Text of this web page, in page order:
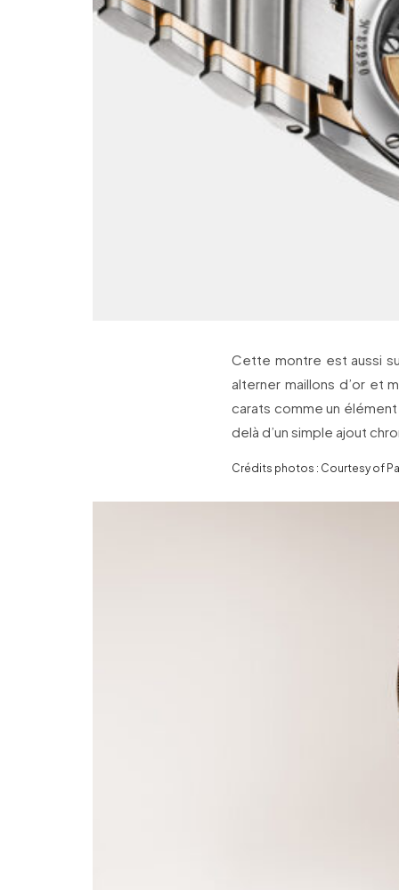
Cette montre est aussi
alterner maillons d’or et
carats comme un
delà d’un simple ajout
Crédits photos : Courtesy of